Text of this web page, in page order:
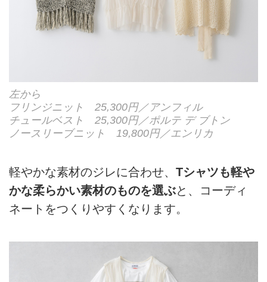
左から
フリンジニット 25,300円／アンフィル
チュールベスト 25,300円／ポルテ デ ブトン
ノースリーブニット 19,800円／エンリカ
軽やかな素材のジレに合わせ、 Tシャツも軽や
かな柔らかい素材のものを選ぶと、コーディ
ネートをつくりやすくなります。